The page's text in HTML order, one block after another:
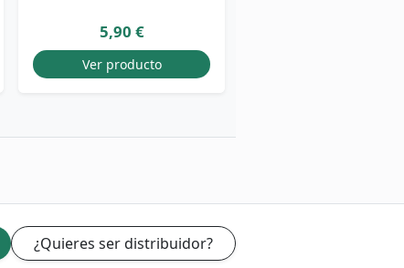
5,90 €
Ver producto
¿Quieres ser distribuidor?